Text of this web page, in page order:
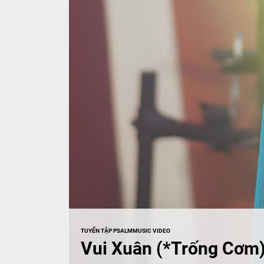
TUYỂN TẬP PSALMMUSIC VIDEO
Vui Xuân (*Trống